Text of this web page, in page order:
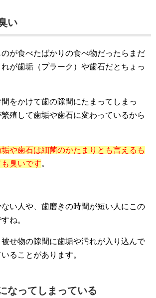
い
が食べたばかりの食べ物だったらまだ
が歯垢（プラーク）や歯石だとちょっ
をかけて歯の隙間にたまってしまっ
殖して歯垢や歯石に変わっているから
や歯石は細菌のかたまりとも言えるも
臭いです。
い人や、歯磨きの時間が短い人にこの
ね。
せ物の隙間に歯垢や汚れが入り込んで
ることがあります。
なってしまっている